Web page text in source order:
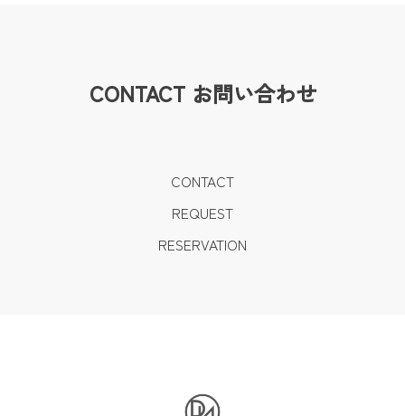
CONTACT お問い合わせ
CONTACT
REQUEST
RESERVATION